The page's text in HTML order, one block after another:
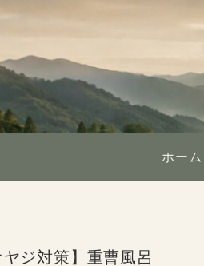
ホーム
ヤジ対策】重曹風呂